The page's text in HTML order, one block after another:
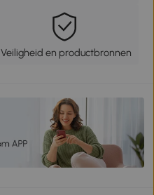
Veiligheid en productbronnen